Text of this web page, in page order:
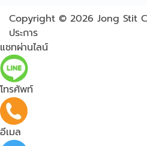
Copyright © 2026 Jong Stit
ประการ
แชทผ่านไลน์
โทรศัพท์
อีเมล